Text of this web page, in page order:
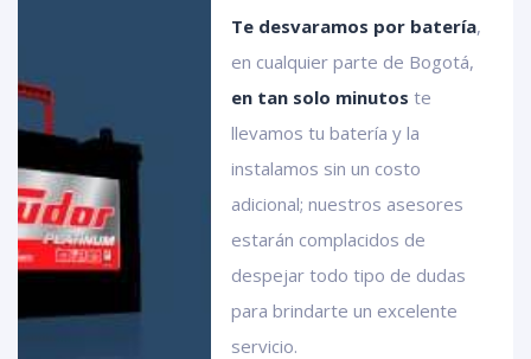
Te desvaramos por batería,
en cualquier parte de Bogotá,
en tan solo minutos te
llevamos tu batería y la
instalamos sin un costo
adicional; nuestros asesores
estarán complacidos de
despejar todo tipo de dudas
para brindarte un excelente
servicio.
baterías
bosch